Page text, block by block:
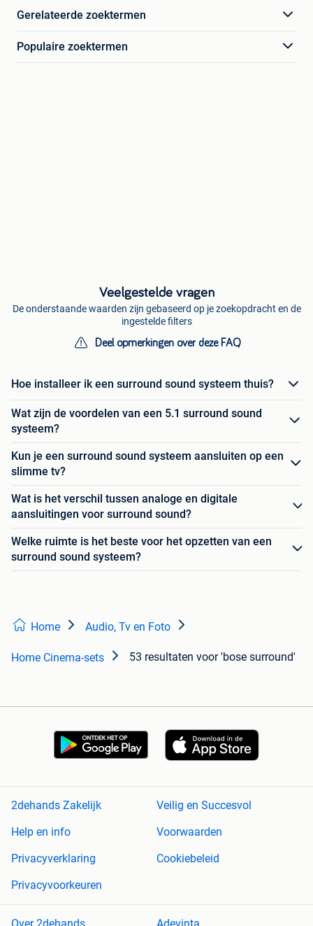
Gerelateerde zoektermen
Populaire zoektermen
Veelgestelde vragen
De onderstaande waarden zijn gebaseerd op je zoekopdracht en de
ingestelde filters
Deel opmerkingen over deze FAQ
Hoe installeer ik een surround sound systeem thuis?
Wat zijn de voordelen van een 5.1 surround sound
systeem?
Kun je een surround sound systeem aansluiten op een
slimme tv?
Wat is het verschil tussen analoge en digitale
aansluitingen voor surround sound?
Welke ruimte is het beste voor het opzetten van een
surround sound systeem?
Home Audio, Tv en Foto
Home Cinema-sets 53 resultaten voor 'bose surround'
2dehands Zakelijk
Veilig en Succesvol
Help en info
Voorwaarden
Privacyverklaring
Cookiebeleid
Privacyvoorkeuren
Over 2dehands Adevinta